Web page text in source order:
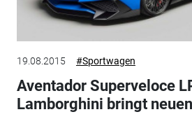
19.08.2015 #Sportwagen
Aventador Superveloce
Lamborghini bringt